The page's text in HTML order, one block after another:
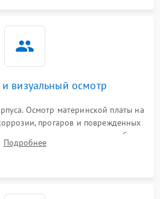
визуальный осмотр
Осмотр материнской платы на
прогаров и поврежденных
системы охлаждения, турбины
радиатора пылью.
Подробнее